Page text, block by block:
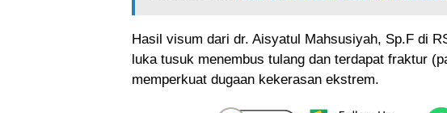
Hasil visum dari dr. Aisyatul Mahsusiyah, Sp.F di
luka tusuk menembus tulang dan terdapat fraktur
memperkuat dugaan kekerasan ekstrem.